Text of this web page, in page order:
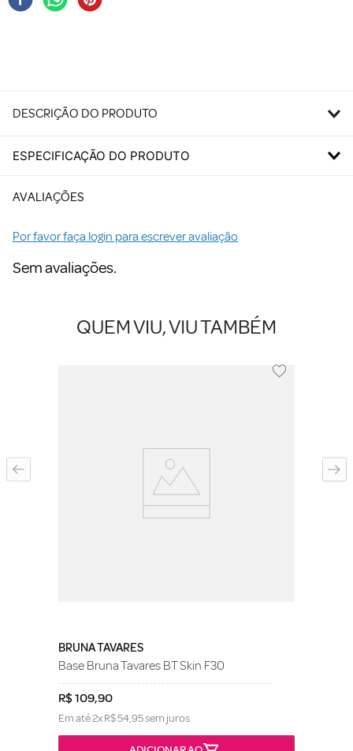
DESCRIÇÃO DO PRODUTO
ESPECIFICAÇÃO DO PRODUTO
AVALIAÇÕES
Por favor faça login para escrever avaliação
Sem avaliações.
QUEM VIU, VIU TAMBÉM
BRUNA TAVARES
Base Bruna Tavares BT Skin F30
R$109,90
Em até2xR$54,95sem juros